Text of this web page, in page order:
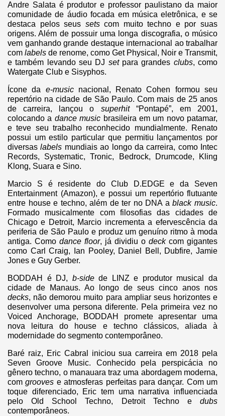
Andre Salata é produtor e professor paulistano da maior
comunidade de áudio focada em música eletrônica, e se
destaca pelos seus setscom muito techno e por suas
origens. Além de possuir uma longa discografia, o músico
vem ganhando grande destaque internacional ao trabalhar
com labels de renome, como Get Physical, Noir e Transmit,
e também
levando seu DJ set para grandes clubs, como
Watergate Club e Sisyphos.
Ícone da e-musicnacional, Renato Cohen formou seu
repertório na cidade de São Paulo. Com mais de 25 anos
de carreira, lançou o superhit“Pontapé”, em 2001,
colocando a dance music brasileira em um novo patamar,
e teve seu trabalho reconhecido mundialmente. Renato
possui um estilo particular que permitiu lançamentos por
diversaslabels mundiais ao longo da carreira, como Intec
Records, Systematic, Tronic, Bedrock, Drumcode, Kling
Klong, Suara e Sino.
Marcio S é residente do Club D.EDGE e da Seven
Entertainment (Amazon), e possui um repertório flutuante
entre house e techno, além de ter no DNA ablack music.
Formado musicalmente com filosofias das cidades de
Chicago e Detroit, Marcio incrementa a efervescência da
periferia de São Paulo e produz um genuíno ritmo à moda
antiga. Como dance floor, já dividiu o deck com gigantes
como Carl Craig, Ian Pooley, Daniel Bell, Dubfire, Jamie
Jones e Guy Gerber.
BODDAH é DJ, b-sidede LINZ e produtor musical da
cidade de Manaus. Ao longo de seus cinco anos nos
decks, não demorou muito para ampliar seus horizontes e
desenvolver uma persona diferente. Pela primeira vez no
Voiced Anchorage, BODDAH promete apresentar uma
nova leitura do house e techno clássicos, aliada à
modernidade do segmento contemporâneo.
Baré raiz, Eric Cabral iniciou sua carreira em 2018 pela
Seven Groove Music. Conhecido pela perspicácia no
gênero techno, o manauara traz uma abordagem moderna,
comgrooves e atmosferas perfeitas para dançar. Com um
toque diferenciado, Eric tem uma narrativa influenciada
pelo Old School Techno, Detroit Techno e dubs
contemporâneos.